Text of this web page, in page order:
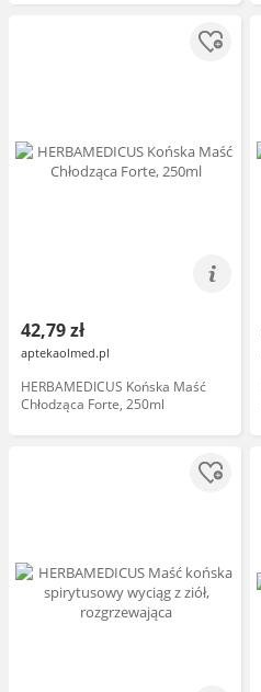
42,79 zł
aptekaolmed.pl
HERBAMEDICUS Końska Maść
Chłodząca Forte, 250ml